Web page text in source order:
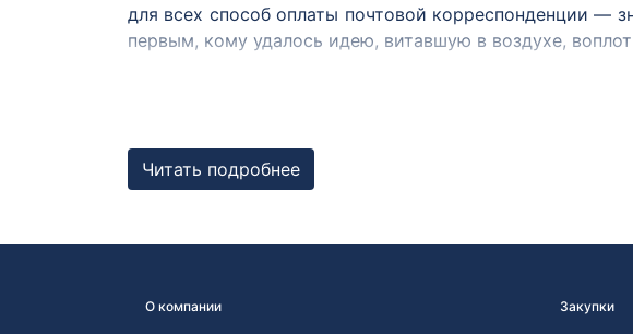
для всех способ оплаты почтовой корреспонденции —
первым, кому удалось идею, витавшую в воздухе,
В России первая почтовая марка выпущена в почтовое
нём государственный герб — двуглавый орёл, под
Читать подробнее
О компании Закупки